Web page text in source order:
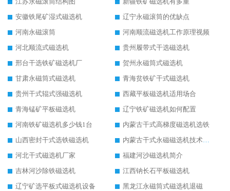
安徽铁尾矿湿式磁选机
辽宁永磁滚筒的优缺点
河南永磁滚筒
河南顺流磁选机工作原理视频
河北顺流式磁选机
贵州履带式干选磁选机
邢台干选铁矿磁选机厂
贺州永磁筒式磁选机
甘肃永磁筒式磁选机
青海贫铁矿干式磁选机
贵州干式辊式强磁选机
西藏平板磁选机适用场合
青海锰矿平板磁选机
辽宁铁矿磁选机如何配置
河南铁矿磁选机多少钱1台
内蒙古干式高梯度磁选机选铁
山西密封干式选铁磁选机
内蒙古干式永磁磁选机技术要求
河北干式磁选机厂家
福建河沙磁选机简介
吉林河沙除铁磁选机
江西钠长石平板磁选机
辽宁矿选平板式磁选机设备
黑龙江永磁筒式磁选机退磁